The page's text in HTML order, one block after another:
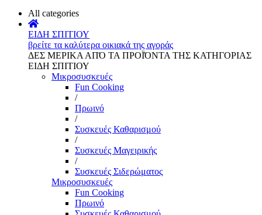
All categories
ΕΙΔΗ ΣΠΙΤΙΟΥ
βρείτε τα καλύτερα οικιακά της αγοράς
ΔΕΣ ΜΕΡΙΚΑ ΑΠΌ ΤΑ ΠΡΟΪΌΝΤΑ ΤΗΣ ΚΑΤΗΓΟΡΙΑΣ
ΕΙΔΗ ΣΠΙΤΙΟΥ
Μικροσυσκευές
Fun Cooking
/
Πρωινό
/
Συσκευές Καθαρισμού
/
Συσκευές Μαγειρικής
/
Συσκευές Σιδερώματος
Μικροσυσκευές
Fun Cooking
Πρωινό